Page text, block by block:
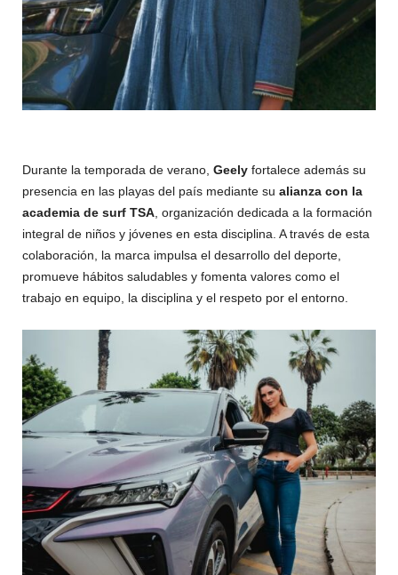
Durante la temporada de verano, Geely fortalece además su
presencia en las playas del país mediante su alianza con la
academia de surf TSA , organización dedicada a la formación
integral de niños y jóvenes en esta disciplina. A través de esta
colaboración, la marca impulsa el desarrollo del deporte,
promueve hábitos saludables y fomenta valores como el
trabajo en equipo, la disciplina y el respeto por el entorno.